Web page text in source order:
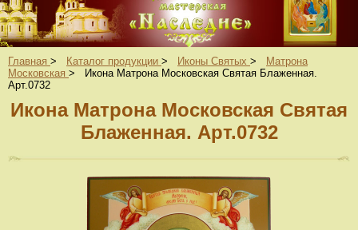
Главная > Каталог продукции > Иконы Святых >
Матрона
Московская >
Икона Матрона Московская Святая Блаженная.
Арт.0732
Икона Матрона Московская Святая
Блаженная. Арт.0732